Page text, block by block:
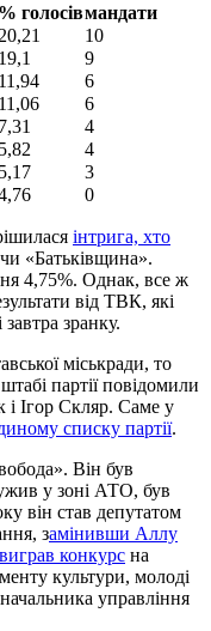
% голосівмандати
20,21
10
19,1
9
11,94
6
11,06
6
7,31
4
5,82
4
5,17
3
0
інтрига, хто
«Батьківщина».
4,75%. Однак, все ж
від ТВК, які
зранку.
міськради, то
партії повідомили
Ігор Скляр. Саме у
списку партії.
Він був
у зоні АТО, був
він став депутатом
замінивши Аллу
виграв конкурс на
культури, молоді
управління